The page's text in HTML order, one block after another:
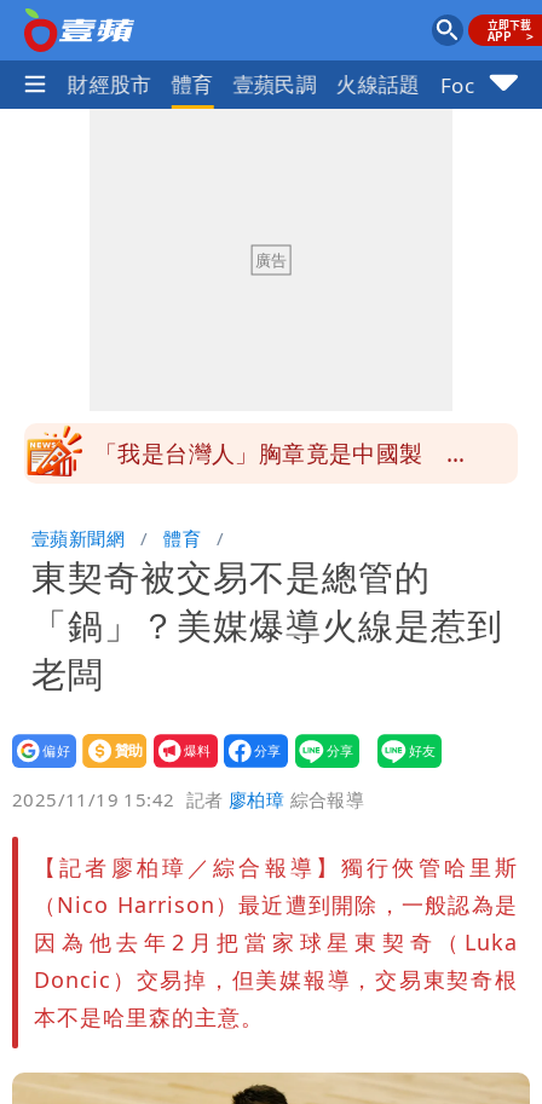
國際 財經股市 體育 壹蘋民調 火線話題 Focus+
晚至明下午受影響
颱風白海豚暴風圈縮小 未來強度有減弱
OL哀號：在同事眼前顏面盡失
「我是台灣人」胸章竟是中國製
晚至明下午受影響
颱風白海豚暴風圈縮小 未來強度有減弱
趨勢
壹蘋新聞網 體育
東契奇被交易不是總管的
「鍋」？美媒爆導火線是惹到
老闆
設為
贊助
我要
爆料
2025/11/19 15:42 記者 廖柏璋 綜合報導
【記者廖柏璋／綜合報導】獨行俠管哈里斯
（Nico Harrison）最近遭到開除，一般認為是
因為他去年2月把當家球星東契奇（Luka
Doncic）交易掉，但美媒報導，交易東契奇根
本不是哈里森的主意。